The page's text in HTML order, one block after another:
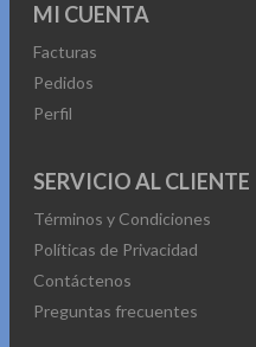
MI CUENTA
Facturas
Pedidos
Perfil
SERVICIO AL CLIENTE
Términos y Condiciones
Políticas de Privacidad
Contáctenos
Preguntas frecuentes